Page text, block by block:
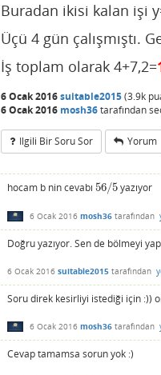
Buradan ikisi kalan işi
Üçü 4 gün çalışmıştı.
İş toplam olarak 4+7,2=
6 Ocak 2016suitable2015(3.9k
6 Ocak 2016 mosh36tarafından
Ilgili Bir Soru Sor Yorum
hocam b nin cevabı 56/5
56/5 yazıyor
6 Ocak 2016 mosh36 tarafından
Doğru yazıyor. Sen de bölmeyi
6 Ocak 2016 suitable2015 tarafından
Soru direk kesirliyi istediği için :))
6 Ocak 2016 mosh36 tarafından
Cevap tamamsa sorun yok :)